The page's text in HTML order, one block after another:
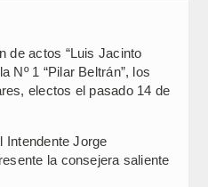
de actos “Luis Jacinto
Nº 1 “Pilar Beltrán”, los
electos el pasado 14 de
Intendente Jorge
la consejera saliente